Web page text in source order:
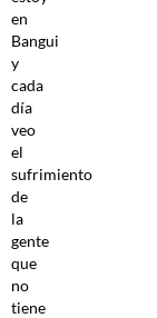
en
Bangui
y
cada
día
veo
el
sufrimiento
de
la
gente
que
no
tiene